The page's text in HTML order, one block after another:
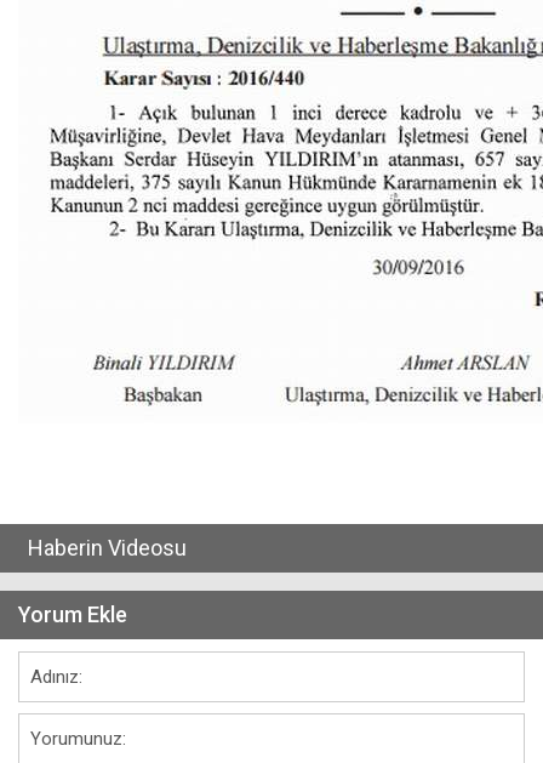
Haberin Videosu
Yorum Ekle